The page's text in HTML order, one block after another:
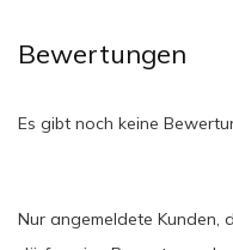
Bewertungen
Es gibt noch keine
Nur angemeldete Kunden,